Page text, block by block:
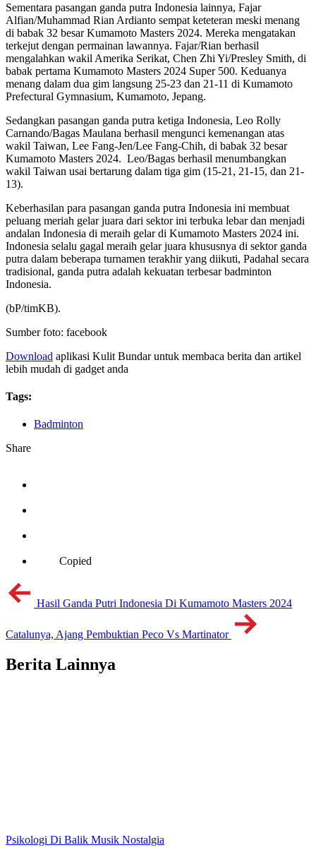
Sementara pasangan ganda putra Indonesia lainnya, Fajar
Alfian/Muhammad Rian Ardianto sempat keteteran meski menang
di babak 32 besar Kumamoto Masters 2024. Mereka mengatakan
terkejut dengan permainan lawannya. Fajar/Rian berhasil
mengalahkan wakil Amerika Serikat, Chen Zhi Yi/Presley Smith, di
babak pertama Kumamoto Masters 2024 Super 500. Keduanya
menang dalam dua gim langsung 25-23 dan 21-11 di Kumamoto
Prefectural Gymnasium, Kumamoto, Jepang.
Sedangkan pasangan ganda putra ketiga Indonesia, Leo Rolly
Carnando/Bagas Maulana berhasil mengunci kemenangan atas
wakil Taiwan, Lee Fang-Jen/Lee Fang-Chih, di babak 32 besar
Kumamoto Masters 2024. Leo/Bagas berhasil menumbangkan
wakil Taiwan usai bertarung dalam tiga gim (15-21, 21-15, dan 21-
13).
Keberhasilan para pasangan ganda putra Indonesia ini membuat
peluang meriah gelar juara dari sektor ini terbuka lebar dan menjadi
andalan Indonesia di meraih gelar di Kumamoto Masters 2024 ini.
Indonesia selalu gagal meraih gelar juara khususnya di sektor ganda
putra dalam beberapa turnamen terakhir yang diikuti, Padahal secara
tradisional, ganda putra adalah kekuatan terbesar badminton
Indonesia.
(bP/timKB).
Sumber foto: facebook
Download aplikasi Kulit Bundar untuk membaca berita dan artikel
lebih mudah di gadget anda
Tags:
Badminton
Share
Copied
Hasil Ganda Putri Indonesia Di Kumamoto Masters 2024
Catalunya, Ajang Pembuktian Peco Vs Martinator
Berita Lainnya
Psikologi Di Balik Musik Nostalgia